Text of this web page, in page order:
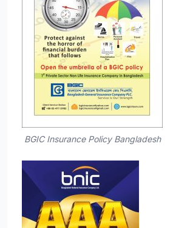
BGIC Insurance Policy Bangladesh